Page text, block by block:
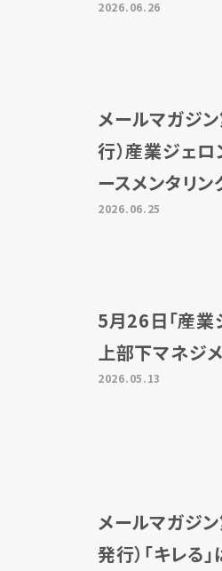
2026.06.26
メールマガジ
行）産業ジェ
ースメンタリン
2026.06.25
5月26日「産業
上部下マネジ
2026.05.13
メールマガジン
発行）「キレる